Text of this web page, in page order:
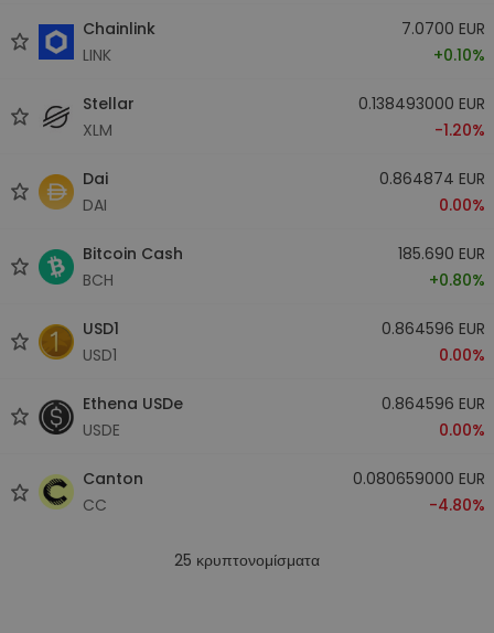
Chainlink
LINK
7.0700 EUR
+0.10%
Stellar
XLM
0.138493000 EUR
-1.20%
Dai
DAI
0.864874 EUR
0.00%
Bitcoin Cash
BCH
185.690 EUR
+0.80%
USD1
USD1
0.864596 EUR
0.00%
Ethena USDe
USDE
0.864596 EUR
0.00%
Canton
CC
0.080659000 EUR
-4.80%
25 κρυπτονομίσματα